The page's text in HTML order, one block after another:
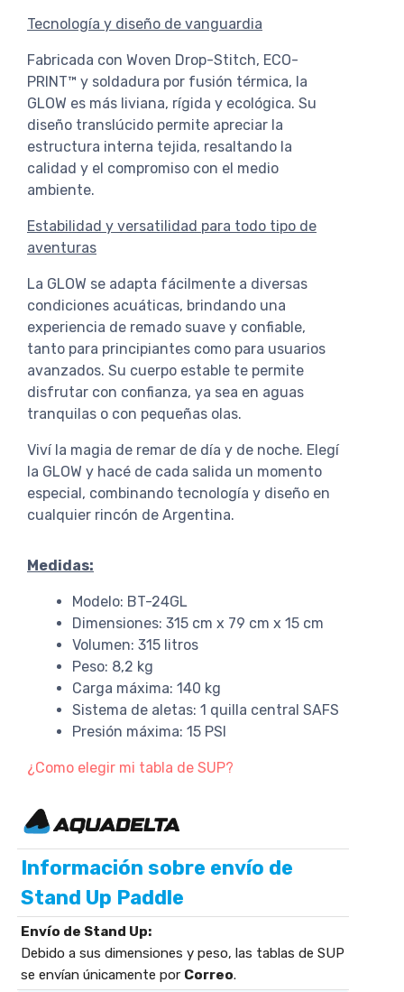
Tecnología y diseño de vanguardia
Fabricada con Woven Drop-Stitch, ECO-
PRINT™ y soldadura por fusión térmica, la
GLOW es más liviana, rígida y ecológica. Su
diseño translúcido permite apreciar la
estructura interna tejida, resaltando la
calidad y el compromiso con el medio
ambiente.
Estabilidad y versatilidad para todo tipo de
aventuras
La GLOW se adapta fácilmente a diversas
condiciones acuáticas, brindando una
experiencia de remado suave y confiable,
tanto para principiantes como para usuarios
avanzados. Su cuerpo estable te permite
disfrutar con confianza, ya sea en aguas
tranquilas o con pequeñas olas.
Viví la magia de remar de día y de noche. Elegí
la GLOW y hacé de cada salida un momento
especial, combinando tecnología y diseño en
cualquier rincón de Argentina.
Medidas:
Modelo: BT-24GL
Dimensiones: 315 cm x 79 cm x 15 cm
Volumen: 315 litros
Peso: 8,2 kg
Carga máxima: 140 kg
Sistema de aletas: 1 quilla central SAFS
Presión máxima: 15 PSI
¿Como elegir mi tabla de SUP?
Información sobre envío de
Stand Up Paddle
Envío de Stand Up:
Debido a sus dimensiones y peso, las tablas de SUP
se envían únicamente por Correo.